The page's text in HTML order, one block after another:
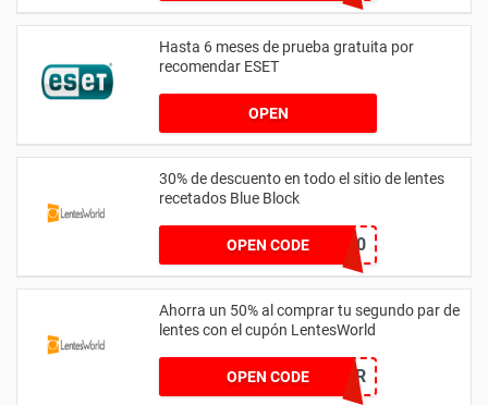
Hasta 6 meses de prueba gratuita por
recomendar ESET
OPEN
30% de descuento en todo el sitio de lentes
recetados Blue Block
OPEN CODEEYECARE30
Ahorra un 50% al comprar tu segundo par de
lentes con el cupón LentesWorld
OPEN CODE
SECONDPAIR